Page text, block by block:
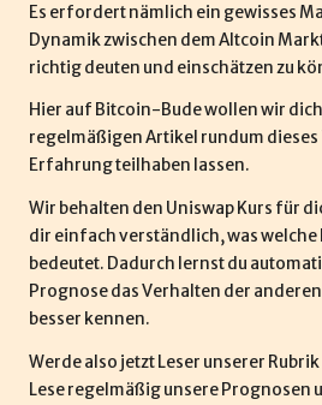
Es erfordert nämlich ein gewisses
Dynamik zwischen dem Altcoin
richtig deuten und einschätzen zu
Hier auf Bitcoin-Bude wollen wir
regelmäßigen Artikel rundum dieses
Erfahrung teilhaben lassen.
Wir behalten den Uniswap Kurs für
dir einfach verständlich, was
bedeutet. Dadurch lernst du
Prognose das Verhalten der
besser kennen.
Werde also jetzt Leser unserer
Lese regelmäßig unsere Prognosen